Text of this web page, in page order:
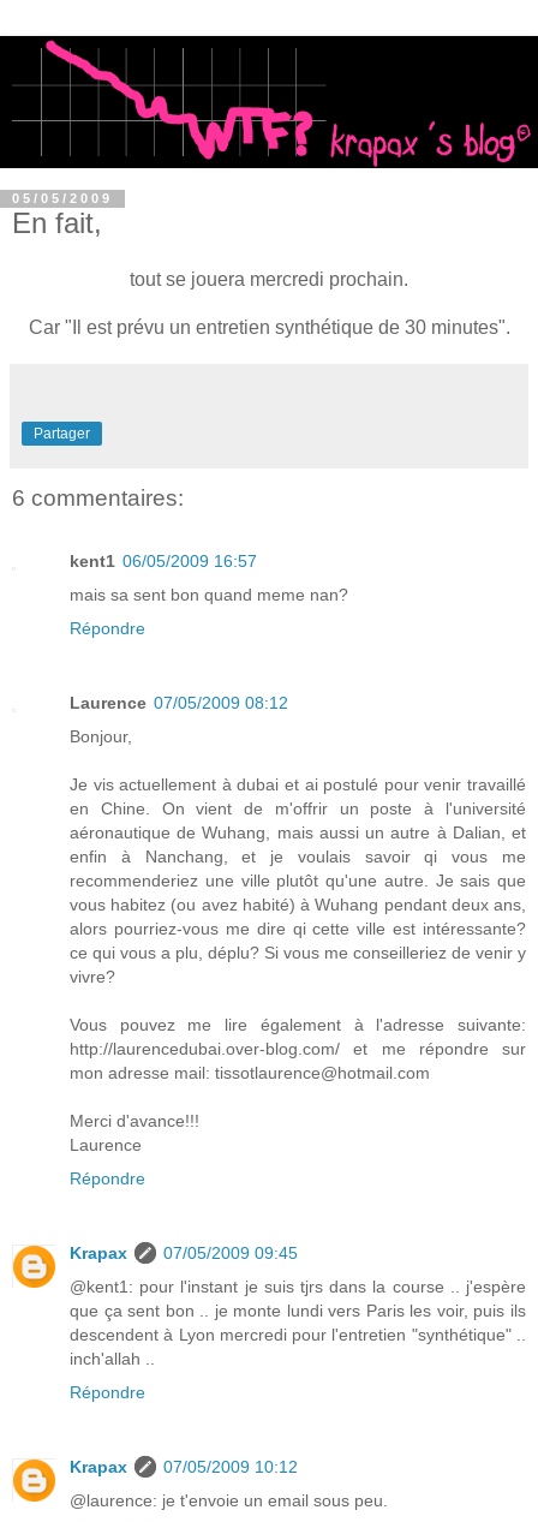
05/05/2009
En fait,
tout se jouera mercredi prochain.
Car "Il est prévu un entretien synthétique de 30 minutes".
Partager
6 commentaires:
kent1 06/05/2009 16:57
mais sa sent bon quand meme nan?
Répondre
Laurence 07/05/2009 08:12
Bonjour,
Je vis actuellement à dubai et ai postulé pour venir travaillé
en Chine. On vient de m'offrir un poste à l'université
aéronautique de Wuhang, mais aussi un autre à Dalian, et
enfin à Nanchang, et je voulais savoir qi vous me
recommenderiez une ville plutôt qu'une autre. Je sais que
vous habitez (ou avez habité) à Wuhang pendant deux ans,
alors pourriez-vous me dire qi cette ville est intéressante?
ce qui vous a plu, déplu? Si vous me conseilleriez de venir y
vivre?
Vous pouvez me lire également à l'adresse suivante:
http://laurencedubai.over-blog.com/ et me répondre sur
mon adresse mail: tissotlaurence@hotmail.com
Merci d'avance!!!
Laurence
Répondre
Krapax
07/05/2009 09:45
@kent1: pour l'instant je suis tjrs dans la course .. j'espère
que ça sent bon .. je monte lundi vers Paris les voir, puis ils
descendent à Lyon mercredi pour l'entretien "synthétique" ..
inch'allah ..
Répondre
Krapax
07/05/2009 10:12
@laurence: je t'envoie un email sous peu.